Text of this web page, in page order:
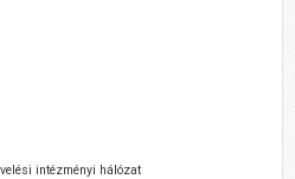
intézményi hálózat